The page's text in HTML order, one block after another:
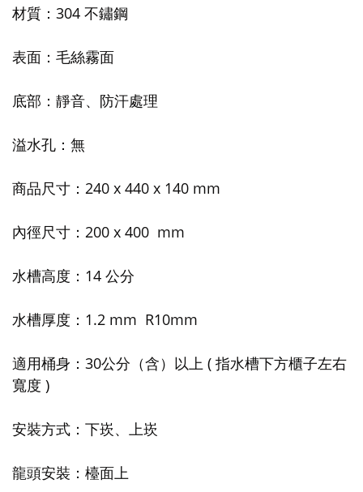
材質：304 不鏽鋼
表面：毛絲霧面
底部：靜音、防汗處理
溢水孔：無
商品尺寸：240 x 440 x 140 mm
內徑尺寸：200 x 400 mm
水槽高度：14 公分
水槽厚度：1.2 mm R10mm
適用桶身：30公分（含）以上 ( 指水槽下方櫃子左右
寬度 )
安裝方式：下崁、上崁
龍頭安裝：檯面上